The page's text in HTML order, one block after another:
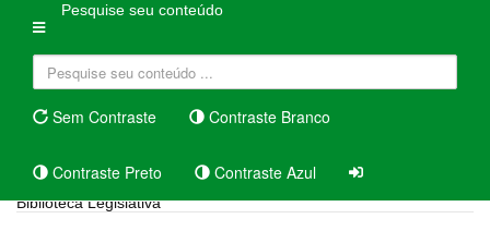
Pesquise seu conteúdo
Sem Contraste Contraste Branco
Contraste Preto Contraste Azul
Biblioteca Legislativa